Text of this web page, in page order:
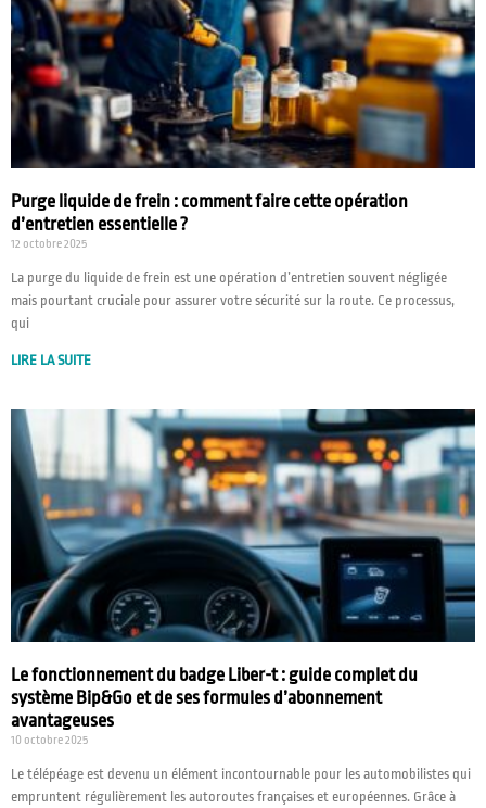
Purge liquide de frein : comment faire cette opération
d’entretien essentielle ?
12 octobre 2025
La purge du liquide de frein est une opération d’entretien souvent négligée
mais pourtant cruciale pour assurer votre sécurité sur la route. Ce processus,
qui
LIRE LA SUITE
Le fonctionnement du badge Liber-t : guide complet du
système Bip&Go et de ses formules d’abonnement
avantageuses
10 octobre 2025
Le télépéage est devenu un élément incontournable pour les automobilistes qui
empruntent régulièrement les autoroutes françaises et européennes. Grâce à